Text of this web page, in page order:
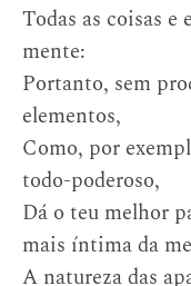
Todas as coisas
mente:
Portanto, sem
elementos,
Como, por
todo-poderoso,
Dá o teu melhor
mais íntima da
A natureza das